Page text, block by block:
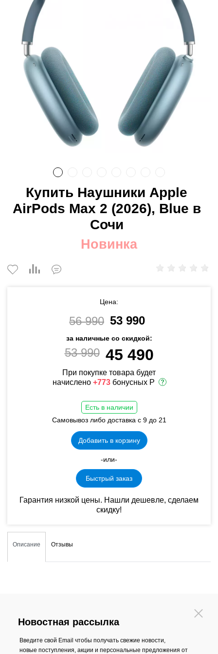
Купить Наушники Apple
AirPods Max 2 (2026), Blue в
Сочи
Новинка
Цена:
56 990 53 990
за наличные со скидкой:
53 990 45 490
При покупке товара будет
начислено +773 бонусных Р
Есть в наличии
Самовывоз либо доставка с 9 до 21
Добавить в корзину
-или-
Быстрый заказ
Гарантия низкой цены. Нашли дешевле, сделаем
скидку!
Описание Отзывы
Новостная рассылка
Введите свой Email чтобы получать свежие новости,
новые поступления, акции и персональные предложения от